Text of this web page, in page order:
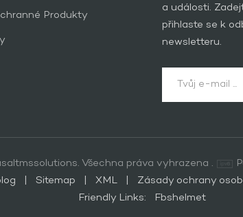
Produkty
a události.
přihlaste se k
newsletteru.
Všechna práva vyhrazena .
Sitemap XML
Zásady ochrany
Friendly Links:
Fbshelmet